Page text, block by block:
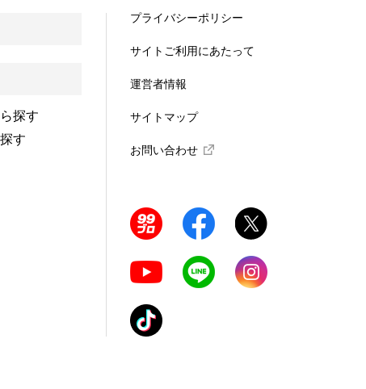
探す
す
プライバシーポリシー
サイトご利用にあたって
運営者情報
サイトマップ
お問い合わせ